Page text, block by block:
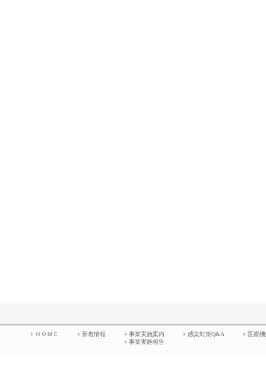
ＨＯＭＥ 新着情報
事業実施案内
事業実施報告
感染対策Q&A 医療